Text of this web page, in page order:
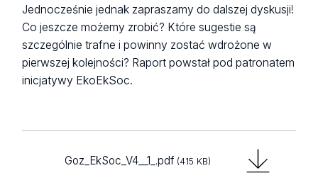
Jednocześnie jednak zapraszamy do dalszej dyskusji!
Co jeszcze możemy zrobić? Które sugestie są
szczególnie trafne i powinny zostać wdrożone w
pierwszej kolejności? Raport powstał pod patronatem
inicjatywy EkoEkSoc.
Goz_EkSoc_V4__1_.pdf (415 KB)